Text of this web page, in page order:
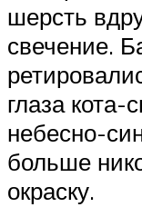
шерсть
свечение.
глаза кота-
небесно-
больше
окраску.